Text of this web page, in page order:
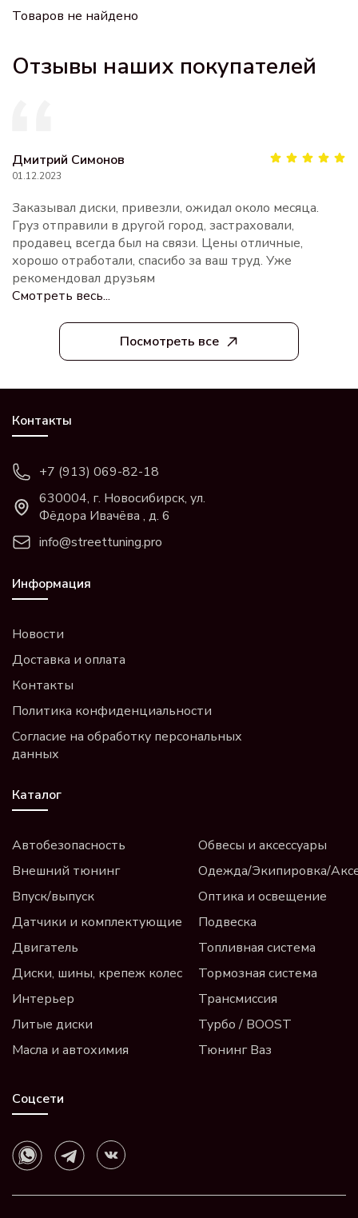
Товаров не найдено
Отзывы наших покупателей
Посмотреть все
Дмитрий Симонов
01.12.2023
Заказывал диски, привезли, ожидал около месяца.
Груз отправили в другой город, застраховали,
продавец всегда был на связи. Цены отличные,
хорошо отработали, спасибо за ваш труд. Уже
рекомендовал друзьям
Смотреть весь...
Контакты
+7 (913) 069-82-18
630004, г. Новосибирск, ул.
Фёдора Ивачёва , д. 6
info@streettuning.pro
Информация
Новости
Доставка и оплата
Контакты
Политика конфиденциальности
Согласие на обработку персональных
данных
Каталог
Автобезопасность
Внешний тюнинг
Впуск/выпуск
Датчики и комплектующие
Двигатель
Диски, шины, крепеж колес
Интерьер
Литые диски
Масла и автохимия
Обвесы и аксессуары
Одежда/Экипировка/
Оптика и освещение
Подвеска
Топливная система
Тормозная система
Трансмиссия
Турбо / BOOST
Тюнинг Ваз
Соцсети